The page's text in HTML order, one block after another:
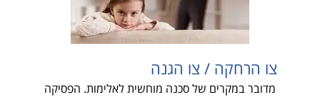
צו הרחקה / צו הגנה
מדובר במקרים של סכנה מוחשית לאלימות. הפסיקה